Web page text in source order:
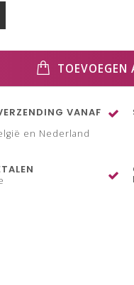
TOEVOEGEN
VANAF
en Nederland